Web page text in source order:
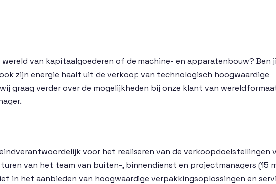
wereld van kapitaalgoederen of de machine- en apparatenbouw? Ben
zijn energie haalt uit de verkoop van technologisch hoogwaardige
graag verder over de mogelijkheden bij onze klant van
voor het realiseren van de verkoopdoelstellingen
van het team van buiten-, binnendienst en projectmanagers (15
in het aanbieden van hoogwaardige verpakkingsoplossingen en